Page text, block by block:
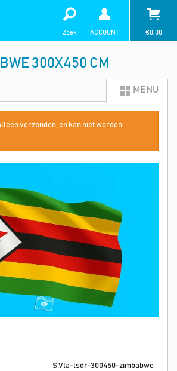
Zoek ACCOUNT €0,00
300X450 CM
MENU
verzonden, en kan niet worden
S.Vla-lsdr-300450-zimbabwe